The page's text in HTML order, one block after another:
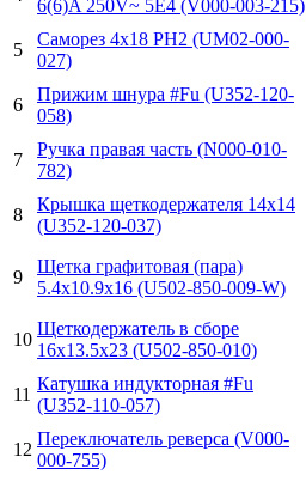
6(6)A 250V~ 5E4 (V000-003-215)
5
Саморез 4x18 PH2 (UM02-000-
027)
6
Прижим шнура #Fu (U352-120-
058)
7
Ручка правая часть (N000-010-
782)
8
Крышка щеткодержателя 14х14
(U352-120-037)
9
Щетка графитовая (пара)
5.4х10.9х16 (U502-850-009-W)
10
Щеткодержатель в сборе
16х13.5х23 (U502-850-010)
11
Катушка индукторная #Fu
(U352-110-057)
12
Переключатель реверса (V000-
000-755)